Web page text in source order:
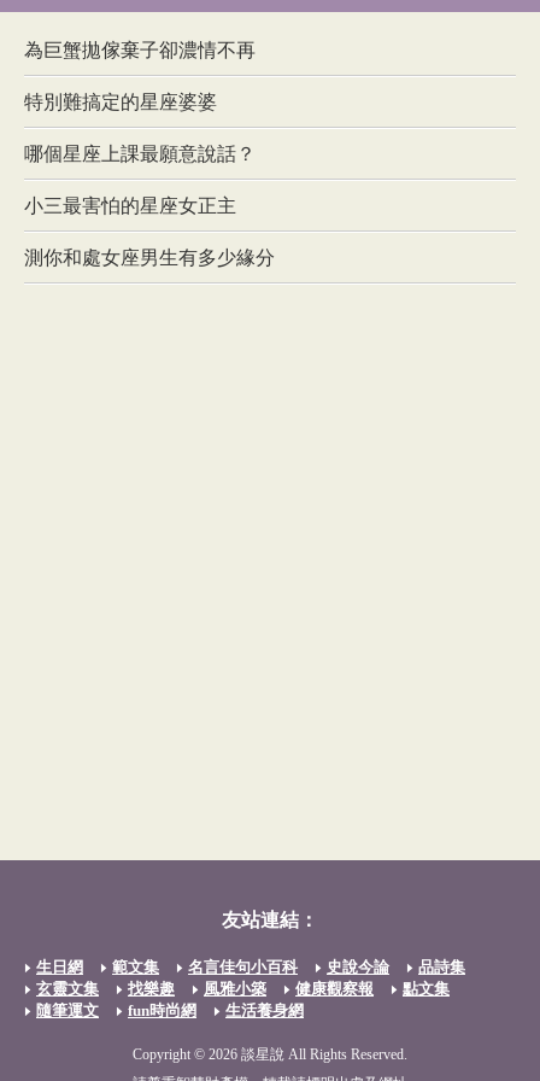
為巨蟹拋傢棄子卻濃情不再
特別難搞定的星座婆婆
哪個星座上課最願意說話？
小三最害怕的星座女正主
測你和處女座男生有多少緣分
友站連結：
生日網 範文集 名言佳句小百科 史說今論
品詩集
玄靈文集
找樂趣 風雅小築 健康觀察報
點文集
隨筆運文
fun時尚網 生活養身網
Copyright © 2026 談星說 All Rights Reserved.